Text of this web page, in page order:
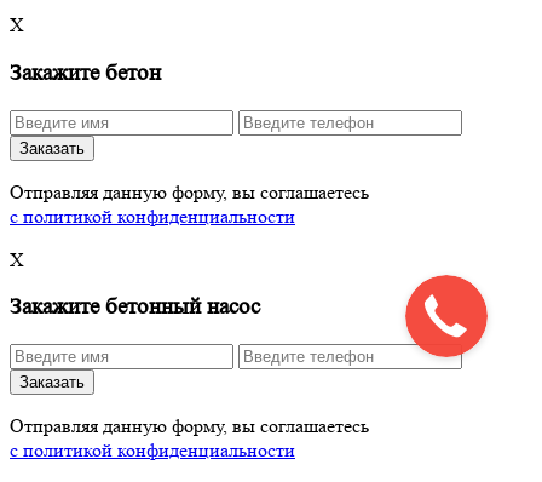
X
Закажите бетон
Заказать
Отправляя данную форму, вы соглашаетесь
с политикой конфиденциальности
X
Закажите бетонный насос
Заказать
Отправляя данную форму, вы соглашаетесь
с политикой конфиденциальности